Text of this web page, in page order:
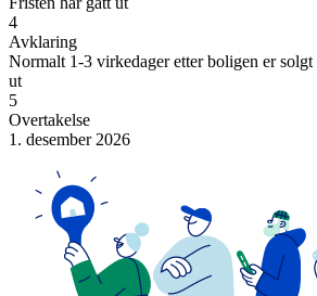
4
Avklaring
Normalt 1-3 virkedager etter boligen er
ut
5
Overtakelse
1. desember 2026